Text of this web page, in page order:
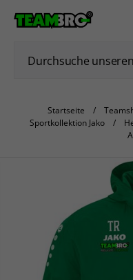
Startseite
Sportkollektion Jako